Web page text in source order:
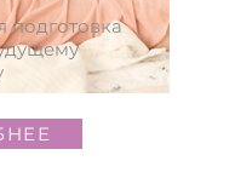
подготовка